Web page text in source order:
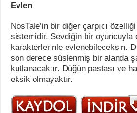
Evlen
NosTale’in bir diğer çarpıcı
sistemidir. Sevdiğin bir oyuncuyla
karakterlerinle evlenebileceksin.
son derece süslenmiş bir alanda
kutlanacaktır. Düğün pastası ve
eksik olmayaktır.